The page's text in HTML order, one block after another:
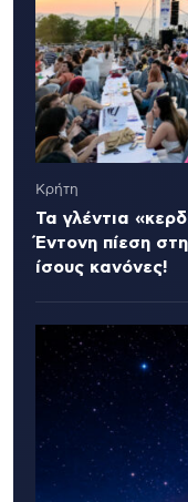
Κρήτη
Τα γλέντια
Έντονη πίεση
ίσους κανόνες!